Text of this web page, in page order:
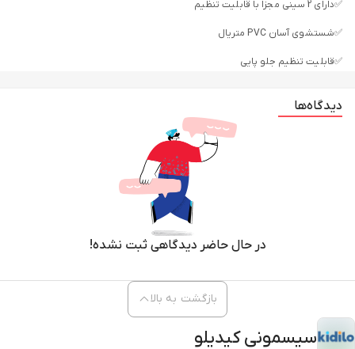
✅دارای 2 سینی مجزا با قابلیت تنظیم
✅شستشوی آسان PVC متریال
✅قابلیت تنظیم جلو پایی
دیدگاه‌ها
در حال حاضر دیدگاهی ثبت نشده!
سیسمونی کیدیلو
بازگشت به بالا